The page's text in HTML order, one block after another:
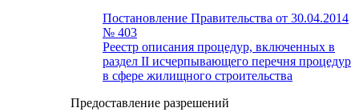
Постановление Правительства от 30.04.2014
№ 403
Реестр описания процедур, включенных в
раздел II исчерпывающего перечня процедур
в сфере жилищного строительства
Предоставление разрешений